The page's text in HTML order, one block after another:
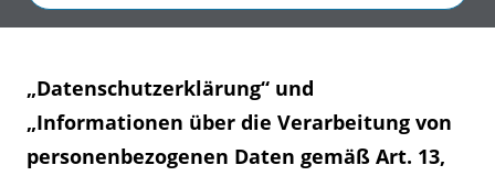
„Datenschutzerklärung“ und
„Informationen über die Verarbeitung von
personenbezogenen Daten gemäß Art. 13,